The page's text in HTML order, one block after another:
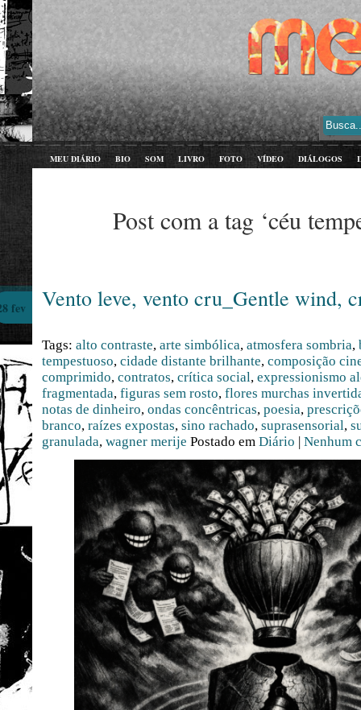
MEU DIÁRIO BIO SOM LIVRO FOTO VÍDEO DIÁLOGOS
Post com a tag ‘céu
Vento leve, vento cru_Gentle wind,
fev
Tags: alto contraste, arte simbólica, atmosfera sombria,
tempestuoso, cidade distante brilhante, composição
comprimido, contratos, crítica social, expressionismo
fragmentada, figuras sem rosto, flores murchas
notas de dinheiro, ondas concêntricas, poesia,
branco, raízes expostas, sino rachado, suprasensorial,
granulada, wagner merije Postado em Diário | Nenhum